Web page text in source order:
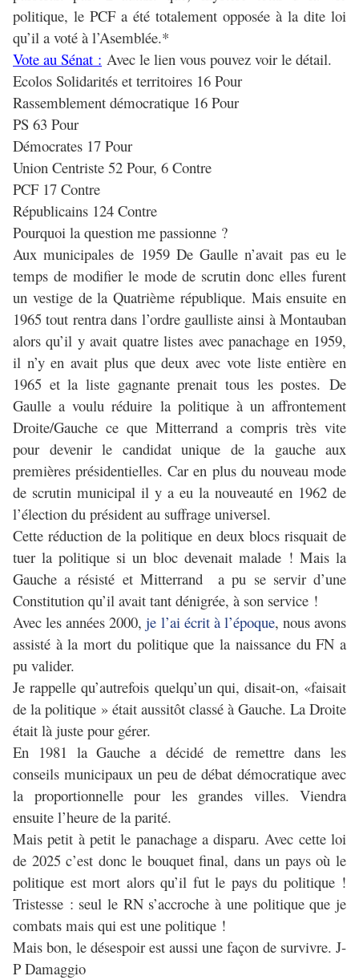
politique, le PCF a été totalement opposée à la dite loi
qu’il a voté à l’Asemblée.*
Vote au Sénat : Avec le lien vous pouvez voir le détail.
Ecolos Solidarités et territoires 16 Pour
Rassemblement démocratique 16 Pour
PS 63 Pour
Démocrates 17 Pour
Union Centriste 52 Pour, 6 Contre
PCF 17 Contre
Républicains 124 Contre
Pourquoi la question me passionne ?
Aux municipales de 1959 De Gaulle n’avait pas eu le
temps de modifier le mode de scrutin donc elles furent
un vestige de la Quatrième république. Mais ensuite en
1965 tout rentra dans l’ordre gaulliste ainsi à Montauban
alors qu’il y avait quatre listes avec panachage en 1959,
il n’y en avait plus que deux avec vote liste entière en
1965 et la liste gagnante prenait tous les postes. De
Gaulle a voulu réduire la politique à un affrontement
Droite/Gauche ce que Mitterrand a compris très vite
pour devenir le candidat unique de la gauche aux
premières présidentielles. Car en plus du nouveau mode
de scrutin municipal il y a eu la nouveauté en 1962 de
l’élection du président au suffrage universel.
Cette réduction de la politique en deux blocs risquait de
tuer la politique si un bloc devenait malade ! Mais la
Gauche a résisté et Mitterrand a pu se servir d’une
Constitution qu’il avait tant dénigrée, à son service !
Avec les années 2000,je l’ai écrit à l’époque, nous avons
assisté à la mort du politique que la naissance du FN a
pu valider.
Je rappelle qu’autrefois quelqu’un qui, disait-on, «faisait
de la politique » était aussitôt classé à Gauche. La Droite
était là juste pour gérer.
En 1981 la Gauche a décidé de remettre dans les
conseils municipaux un peu de débat démocratique avec
la proportionnelle pour les grandes villes. Viendra
ensuite l’heure de la parité.
Mais petit à petit le panachage a disparu. Avec cette loi
de 2025 c’est donc le bouquet final, dans un pays où le
politique est mort alors qu’il fut le pays du politique !
Tristesse : seul le RN s’accroche à une politique que je
combats mais qui est une politique !
Mais bon, le désespoir est aussi une façon de survivre. J-
P Damaggio